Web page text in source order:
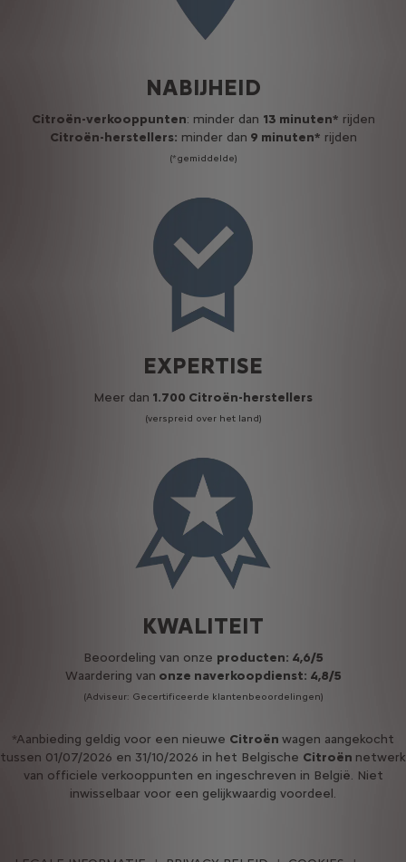
NABIJHEID
Citroën-verkooppunten: minder dan 13 minuten* rijden
Citroën-herstellers: minder dan 9 minuten* rijden
(*gemiddelde)
EXPERTISE
Meer dan 1.700 Citroën-herstellers
(verspreid over het land)
KWALITEIT
Beoordeling van onze producten: 4,6/5
Waardering van onze naverkoopdienst: 4,8/5
(Adviseur: Gecertificeerde klantenbeoordelingen)
*Aanbieding geldig voor een nieuwe Citroën wagen aangekocht
tussen 01/07/2026 en 31/10/2026 in het Belgische Citroën netwerk
van officiele verkooppunten en ingeschreven in België. Niet
inwisselbaar voor een gelijkwaardig voordeel.